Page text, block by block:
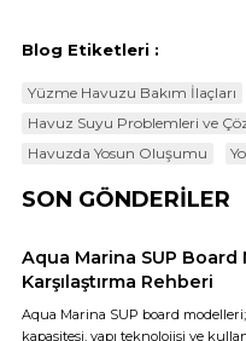
Blog Etiketleri :
Yüzme Havuzu Bakım İlaçları
Havuz Suyu Problemleri ve
Havuzda Yosun Oluşumu
SON GÖNDERİLER
Aqua Marina SUP Board
Karşılaştırma Rehberi
Aqua Marina SUP board
kapasitesi, yapı teknolojisi ve